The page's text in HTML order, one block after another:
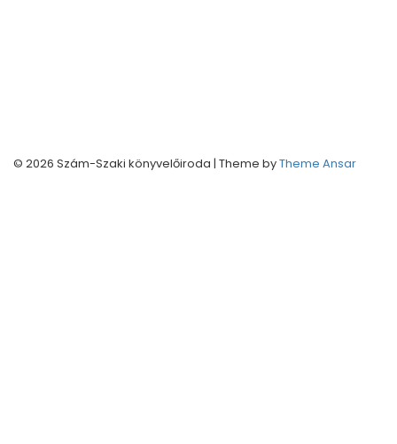
© 2026 Szám-Szaki könyvelőiroda | Theme byTheme Ansar